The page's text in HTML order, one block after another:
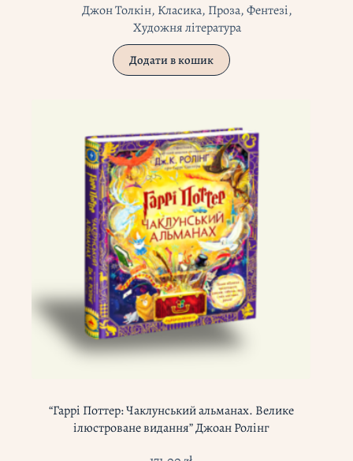
Джон Толкін, Класика, Проза,Фентезі,
Художня література
Додати в кошик
“Гаррі Поттер: Чаклунський альманах. Велике
ілюстроване видання” Джоан Ролінг